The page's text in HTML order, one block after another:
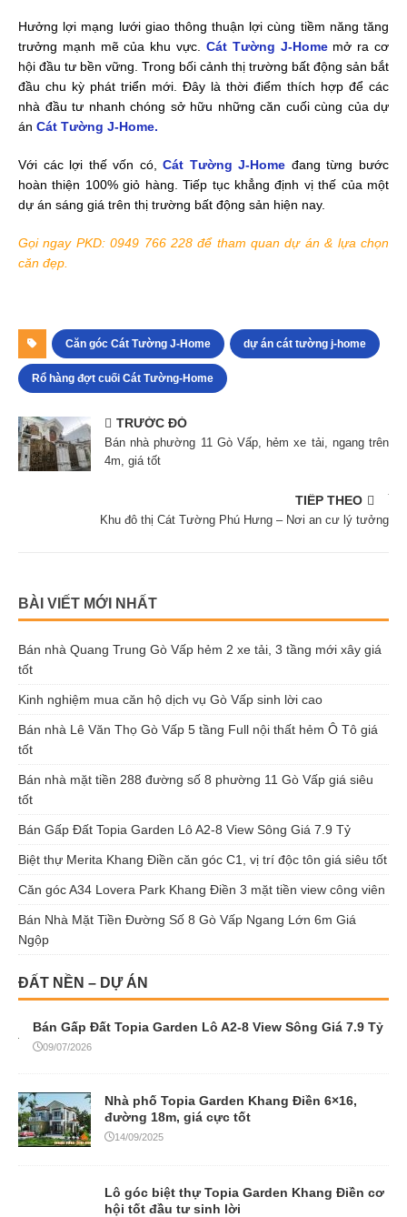
Hưởng lợi mạng lưới giao thông thuận lợi cùng tiềm năng tăng
trưởng mạnh mẽ của khu vực. Cát Tường J-Homemở ra cơ
hội đầu tư bền vững. Trong bối cảnh thị trường bất động sản bắt
đầu chu kỳ phát triển mới. Đây là thời điểm thích hợp để các
nhà đầu tư nhanh chóng sở hữu những căn cuối cùng của dự
án Cát Tường J-Home.
Với các lợi thế vốn có,Cát Tường J-Home đang từng bước
hoàn thiện 100% giỏ hàng. Tiếp tục khẳng định vị thế của một
dự án sáng giá trên thị trường bất động sản hiện nay.
Gọi ngay PKD: 0949 766 228 để tham quan dự án & lựa chọn
căn đẹp.
Căn góc Cát Tường J-Home dự án cát tường j-home
Rổ hàng đợt cuối Cát Tường-Home
TRƯỚC ĐÓ
Bán nhà phường 11 Gò Vấp, hẻm xe tải, ngang trên
4m, giá tốt
TIẾP THEO
Khu đô thị Cát Tường Phú Hưng – Nơi an cư lý tưởng
BÀI VIẾT MỚI NHẤT
Bán nhà Quang Trung Gò Vấp hẻm 2 xe tải, 3 tầng mới xây giá
tốt
Kinh nghiệm mua căn hộ dịch vụ Gò Vấp sinh lời cao
Bán nhà Lê Văn Thọ Gò Vấp 5 tầng Full nội thất hẻm Ô Tô giá
tốt
Bán nhà mặt tiền 288 đường số 8 phường 11 Gò Vấp giá siêu
tốt
Bán Gấp Đất Topia Garden Lô A2-8 View Sông Giá 7.9 Tỷ
Biệt thự Merita Khang Điền căn góc C1, vị trí độc tôn giá siêu tốt
Căn góc A34 Lovera Park Khang Điền 3 mặt tiền view công viên
Bán Nhà Mặt Tiền Đường Số 8 Gò Vấp Ngang Lớn 6m Giá
Ngộp
ĐẤT NỀN – DỰ ÁN
Bán Gấp Đất Topia Garden Lô A2-8 View Sông Giá 7.9 Tỷ
09/07/2026
Nhà phố Topia Garden Khang Điền 6×16,
đường 18m, giá cực tốt
14/09/2025
Lô góc biệt thự Topia Garden Khang Điền cơ
hội tốt đầu tư sinh lời